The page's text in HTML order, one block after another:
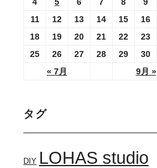
« 7月 9月 »
11
12 13 14 15 16
18
19 20 21 22 23
25
26 27 28 29 30
タグ
DIY LOHAS studio